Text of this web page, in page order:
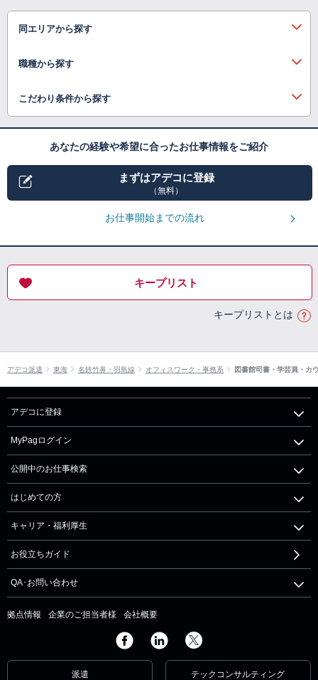
同エリアから探す
職種から探す
こだわり条件から探す
あなたの経験や希望に合ったお仕事情報をご紹介
まずはアデコに登録
（無料）
お仕事開始までの流れ
キープリスト
キープリストとは
アデコ派遣 東海 名鉄竹鼻・羽島線 オフィスワーク・事務系 図書館司書・学芸員・カ
アデコに登録
MyPagログイン
公開中のお仕事検索
はじめての方
キャリア・福利厚生
お役立ちガイド
QA･お問い合わせ
拠点情報 企業のご担当者様 会社概要
派遣 テックコンサルティング